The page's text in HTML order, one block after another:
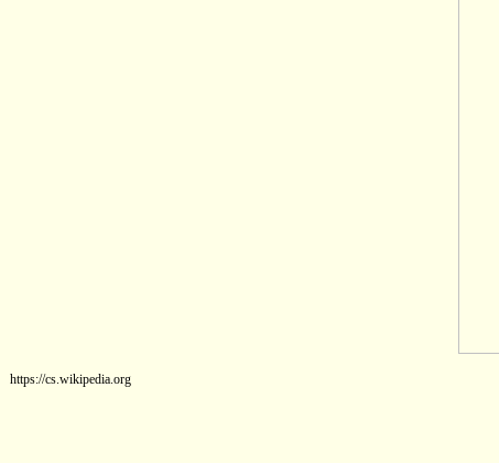
https://cs.wikipedia.org